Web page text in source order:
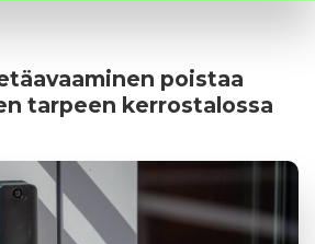
poistaa
tarpeen kerrostalossa